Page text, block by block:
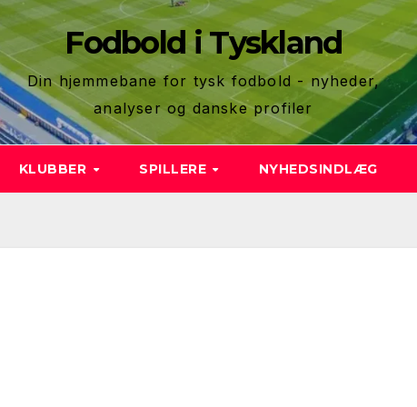
Fodbold i Tyskland
Din hjemmebane for tysk fodbold - nyheder,
analyser og danske profiler
KLUBBER SPILLERE NYHEDSINDLÆG